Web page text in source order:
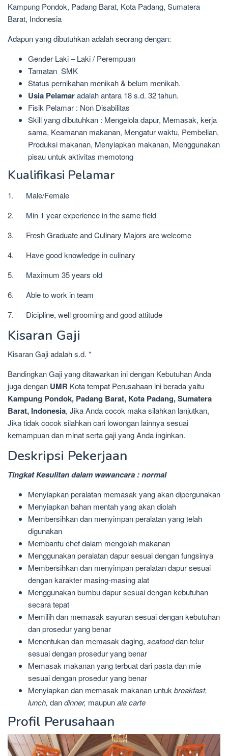
Kampung Pondok, Padang Barat, Kota Padang, Sumatera
Barat, Indonesia
Adapun yang dibutuhkan adalah seorang dengan:
Gender Laki – Laki / Perempuan
Tamatan SMK
Status pernikahan menikah & belum menikah.
Usia Pelamaradalah antara 18 s.d. 32 tahun.
Fisik Pelamar : Non Disabilitas
Skill yang dibutuhkan : Mengelola dapur, Memasak, kerja
sama, Keamanan makanan, Mengatur waktu, Pembelian,
Produksi makanan, Menyiapkan makanan, Menggunakan
pisau untuk aktivitas memotong
Kualifikasi Pelamar
1. Male/Female
2. Min 1 year experience in the same field
3. Fresh Graduate and Culinary Majors are welcome
4. Have good knowledge in culinary
5. Maximum 35 years old
6. Able to work in team
7. Dicipline, well grooming and good attitude
Kisaran Gaji
Kisaran Gaji adalah s.d. *
Bandingkan Gaji yang ditawarkan ini dengan Kebutuhan Anda
juga dengan UMR Kota tempat Perusahaan ini berada yaitu
Kampung Pondok, Padang Barat, Kota Padang, Sumatera
Barat, Indonesia, Jika Anda cocok maka silahkan lanjutkan,
Jika tidak cocok silahkan cari lowongan lainnya sesuai
kemampuan dan minat serta gaji yang Anda inginkan.
Deskripsi Pekerjaan
Tingkat Kesulitan dalam wawancara : normal
Menyiapkan peralatan memasak yang akan dipergunakan
Menyiapkan bahan mentah yang akan diolah
Membersihkan dan menyimpan peralatan yang telah
digunakan
Membantu chef dalam mengolah makanan
Menggunakan peralatan dapur sesuai dengan fungsinya
Membersihkan dan menyimpan peralatan dapur sesuai
dengan karakter masing-masing alat
Menggunakan bumbu dapur sesuai dengan kebutuhan
secara tepat
Memilih dan memasak sayuran sesuai dengan kebutuhan
dan prosedur yang benar
Menentukan dan memasak daging, seafooddan telur
sesuai dengan prosedur yang benar
Memasak makanan yang terbuat dari pasta dan mie
sesuai dengan prosedur yang benar
Menyiapkan dan memasak makanan untukbreakfast,
lunch, dandinner, maupunala carte
Profil Perusahaan